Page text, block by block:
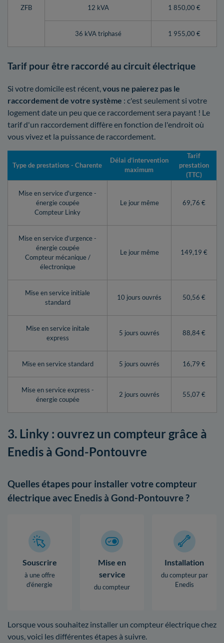
ZFB 12 kVA 1 850,00 €
36 kVA triphasé 1 955,00 €
Tarif pour être raccordé au circuit électrique
Si votre domicile est récent,vous ne paierez pas le
raccordement de votre système : c'est seulement si votre
logement date un peu que ce raccordement sera payant ! Le
tarif d'un raccordement diffère en fonction de l'endroit où
vous vivez et la puissance de raccordement.
Type de prestations - Charente
Délai d’intervention
maximum
Tarif
prestation
(TTC)
Mise en service d'urgence -
énergie coupée
Compteur Linky
Le jour même 69,76 €
Mise en service d’urgence -
énergie coupée
Compteur mécanique /
électronique
Le jour même 149,19 €
Mise en service initiale
standard
10 jours ouvrés 50,56 €
Mise en service initale
express
5 jours ouvrés 88,84 €
Mise en service standard 5 jours ouvrés 16,79 €
Mise en service express -
énergie coupée
2 jours ouvrés 55,07 €
3. Linky : ouvrez un compteur grâce à
Enedis à Gond-Pontouvre
Quelles étapes pour installer votre compteur
électrique avec Enedis à Gond-Pontouvre ?
Souscrire
à une offre
d’énergie
Mise en
service
du compteur
Installation
du compteur par
Enedis
Lorsque vous souhaitez installer un compteur électrique chez
vous, voici les différentes étapes à suivre.